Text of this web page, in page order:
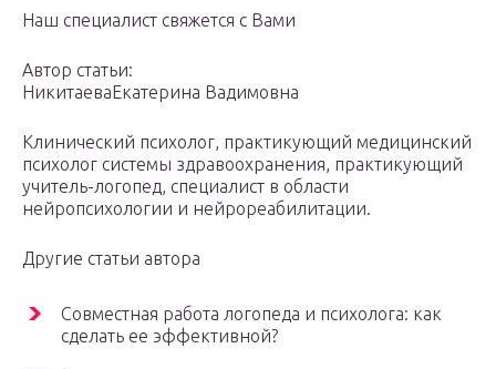
Наш специалист свяжется с Вами
Автор статьи:
НикитаеваЕкатерина Вадимовна
Клинический психолог, практикующий медицинский
психолог системы здравоохранения, практикующий
учитель-логопед, специалист в области
нейропсихологии и нейрореабилитации.
Другие статьи автора
Совместная работа логопеда и психолога: как
сделать ее эффективной?